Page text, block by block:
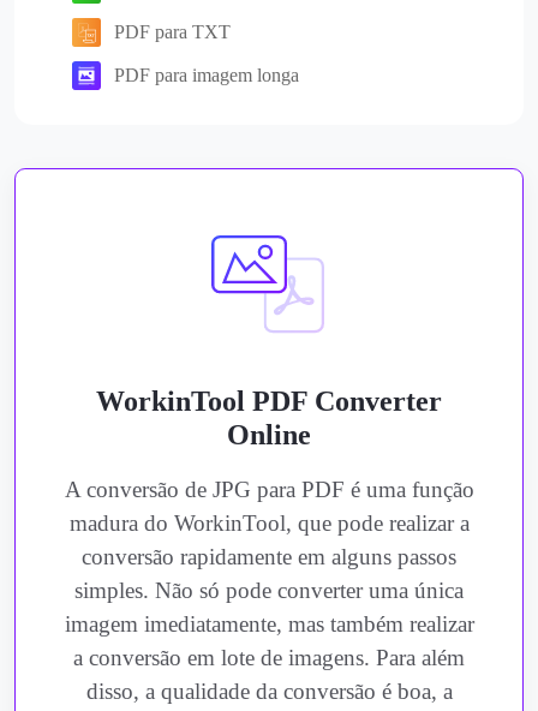
PDF para TXT
PDF para imagem longa
WorkinTool PDF Converter
Online
A conversão de JPG para PDF é uma função
madura do WorkinTool, que pode realizar a
conversão rapidamente em alguns passos
simples. Não só pode converter uma única
imagem imediatamente, mas também realizar
a conversão em lote de imagens. Para além
disso, a qualidade da conversão é boa, a